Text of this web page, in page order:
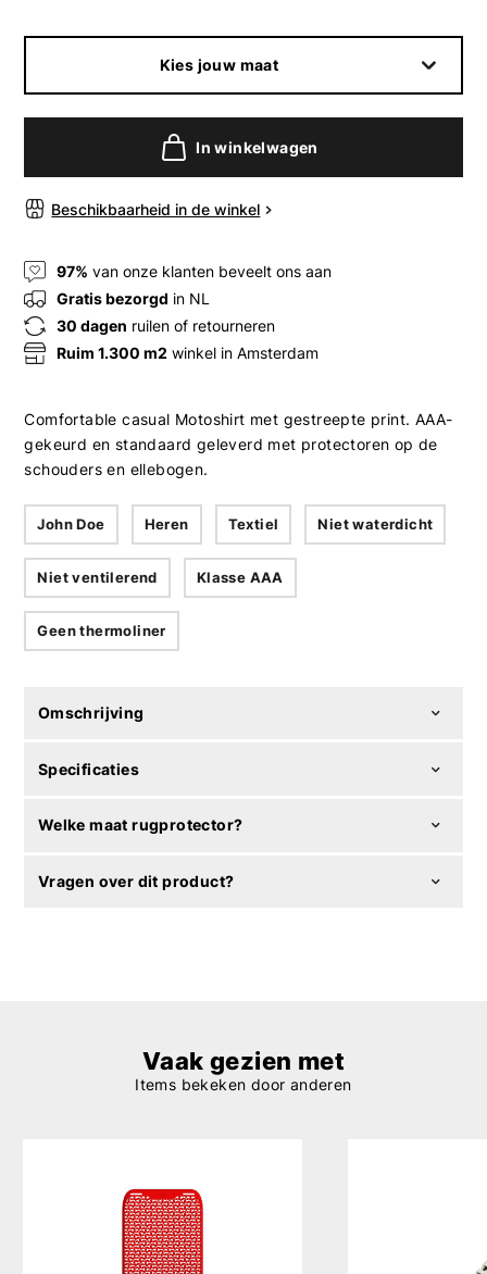
Kies jouw maat
In winkelwagen
Beschikbaarheid in de winkel
97% van onze klanten beveelt ons aan
Gratis bezorgd in NL
30 dagen ruilen of retourneren
Ruim 1.300 m2 winkel in Amsterdam
Comfortable casual Motoshirt met gestreepte print. AAA-
gekeurd en standaard geleverd met protectoren op de
schouders en ellebogen.
John Doe Heren Textiel Niet waterdicht
Niet ventilerend Klasse AAA
Geen thermoliner
Omschrijving
Specificaties
Welke maat rugprotector?
Vragen over dit product?
Vaak gezien met
Items bekeken door anderen